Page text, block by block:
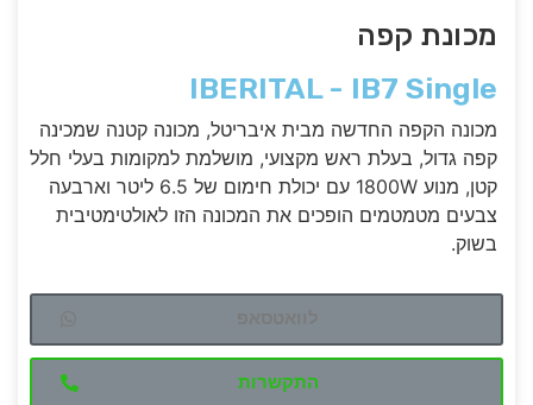
מכונת קפה
IBERITAL - IB7 Single
מכונה הקפה החדשה מבית איבריטל, מכונה קטנה שמכינה
קפה גדול, בעלת ראש מקצועי, מושלמת למקומות בעלי חלל
קטן, מנוע 1800W עם יכולת חימום של 6.5 ליטר וארבעה
צבעים מטמטמים הופכים את המכונה הזו לאולטימטיבית
בשוק.
התקשרות